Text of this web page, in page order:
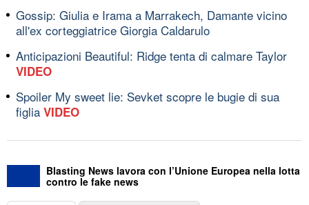
Gossip: Giulia e Irama a Marrakech, Damante vicino
all'ex corteggiatrice Giorgia Caldarulo
Anticipazioni Beautiful: Ridge tenta di calmare Taylor
VIDEO
Spoiler My sweet lie: Sevket scopre le bugie di sua
figlia VIDEO
Blasting News lavora con l’Unione Europea nella lotta
contro le fake news